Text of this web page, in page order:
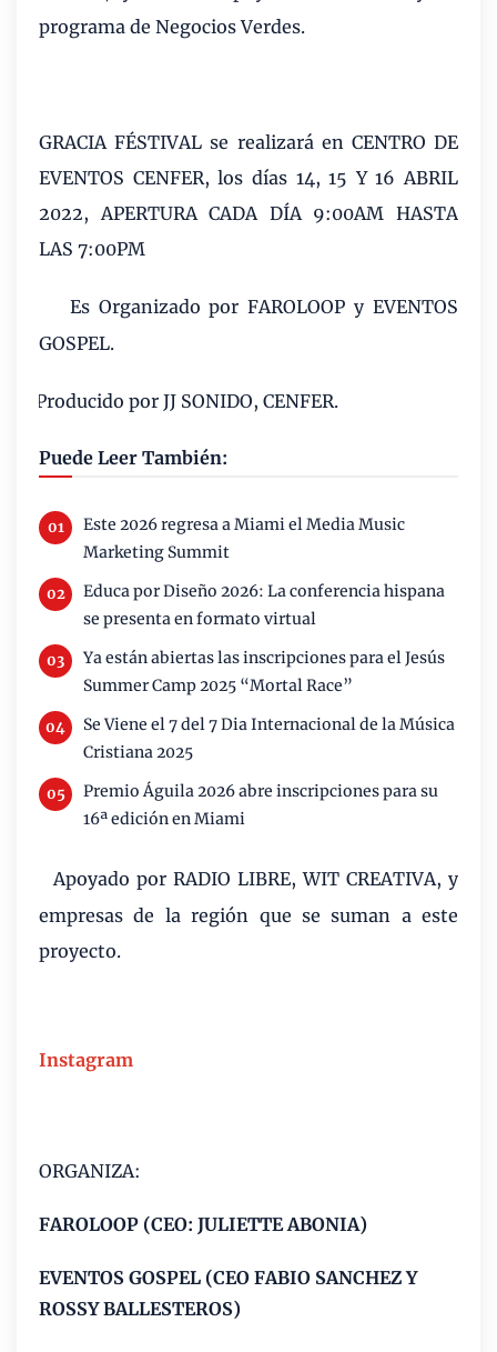
programa de Negocios Verdes.
GRACIA FÉSTIVAL se realizará en CENTRO DE
EVENTOS CENFER, los días 14, 15 Y 16 ABRIL
2022, APERTURA CADA DÍA 9:00AM HASTA
LAS 7:00PM
Es Organizado por FAROLOOP y EVENTOS
GOSPEL.
Producido por JJ SONIDO, CENFER.
Puede Leer También:
Este 2026 regresa a Miami el Media Music
Marketing Summit
Educa por Diseño 2026: La conferencia hispana
se presenta en formato virtual
Ya están abiertas las inscripciones para el Jesús
Summer Camp 2025 “Mortal Race”
Se Viene el 7 del 7 Dia Internacional de la Música
Cristiana 2025
Premio Águila 2026 abre inscripciones para su
16ª edición en Miami
Apoyado por RADIO LIBRE, WIT CREATIVA, y
empresas de la región que se suman a este
proyecto.
Instagram
ORGANIZA:
FAROLOOP (CEO: JULIETTE ABONIA)
EVENTOS GOSPEL (CEO FABIO SANCHEZ Y
ROSSY BALLESTEROS)